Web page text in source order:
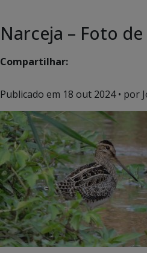
Narceja – Foto
Compartilhar:
Publicado em 18 out 2024• por